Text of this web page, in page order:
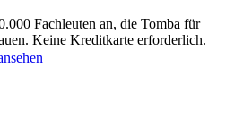
Fachleuten an, die Tomba für
Keine Kreditkarte erforderlich.